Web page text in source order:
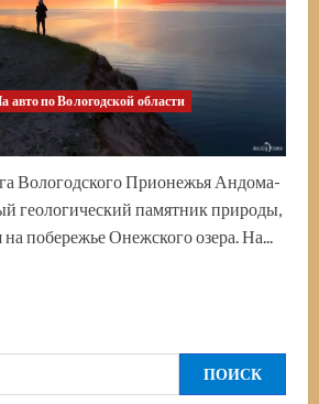
авто по Вологодской области
Вологодского Прионежья Андома-
геологический памятник природы,
побережье Онежского озера. На...